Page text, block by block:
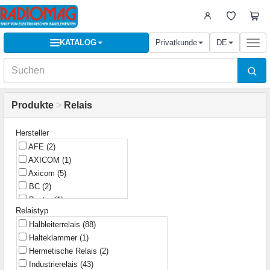
KATALOG Privatkunde DE
Produkte > Relais
Hersteller
AFE (2)
AXICOM (1)
Axicom (5)
BC (2)
Bestar(1)
CARLO GAVAZZI
CEL(1)
CG(26)
CLARE(4)
Carlo(3)
Relaistyp
Halbleiterrelais (88)
Halteklammer (1)
Hermetische Relais (2)
Industrierelais (43)